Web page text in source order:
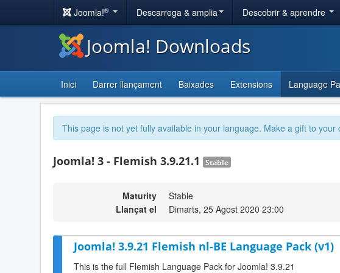
Joomla!® Descarrega & amplia Descobrir & aprendre
Joomla! Downloads
Inici Darrer llançament Baixades Extensions Language
This page is not yet fully available in your language. Make a gift to
Joomla! 3 - Flemish 3.9.21.1 Stable
Maturity
Stable
Llançat el
Dimarts, 25 Agost 2020 23:00
Joomla! 3.9.21 Flemish nl-BE Language Pack (v1)
This is the full Flemish Language Pack for Joomla! 3.9.21